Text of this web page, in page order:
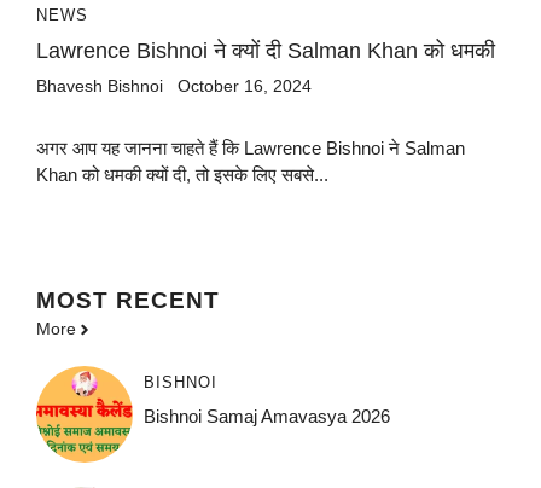
NEWS
Lawrence Bishnoi ने क्यों दी Salman Khan को धमकी
Bhavesh Bishnoi October 16, 2024
अगर आप यह जानना चाहते हैं कि Lawrence Bishnoi ने Salman
Khan को धमकी क्यों दी, तो इसके लिए सबसे...
MOST RECENT
More
BISHNOI
Bishnoi Samaj Amavasya 2026